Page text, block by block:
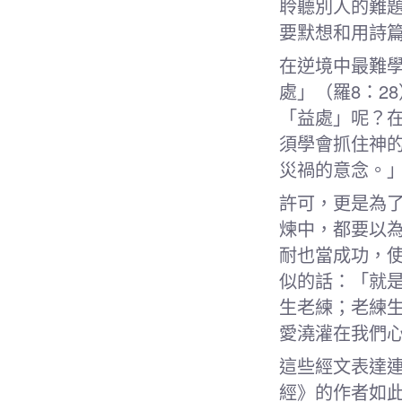
聆聽別人的難
要默想和用詩
在逆境中最難
處」（羅8：
「益處」呢
須學會抓住神
災禍的意念。
許可，更是為
煉中，都要以
耐也當成功，
似的話：「就
生老練；老練
愛澆灌在我們
這些經文表達
經》的作者如